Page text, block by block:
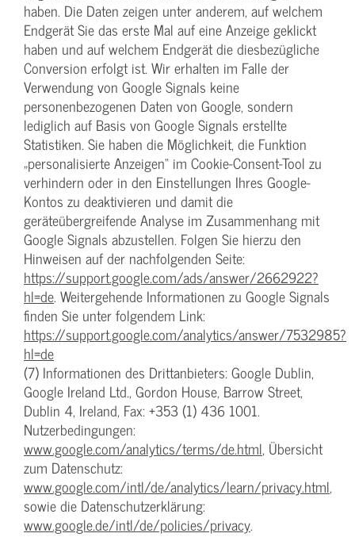
haben. Die Daten zeigen unter anderem, auf welchem
Endgerät Sie das erste Mal auf eine Anzeige geklickt
haben und auf welchem Endgerät die diesbezügliche
Conversion erfolgt ist. Wir erhalten im Falle der
Verwendung von Google Signals keine
personenbezogenen Daten von Google, sondern
lediglich auf Basis von Google Signals erstellte
Statistiken. Sie haben die Möglichkeit, die Funktion
„personalisierte Anzeigen“ im Cookie-Consent-Tool zu
verhindern oder in den Einstellungen Ihres Google-
Kontos zu deaktivieren und damit die
geräteübergreifende Analyse im Zusammenhang mit
Google Signals abzustellen. Folgen Sie hierzu den
Hinweisen auf der nachfolgenden Seite:
https://support.google.com/ads/answer/2662922?
hl=de. Weitergehende Informationen zu Google Signals
finden Sie unter folgendem Link:
https://support.google.com/analytics/answer/7532985?
hl=de
(7) Informationen des Drittanbieters: Google Dublin,
Google Ireland Ltd., Gordon House, Barrow Street,
Dublin 4, Ireland, Fax: +353 (1) 436 1001.
Nutzerbedingungen:
www.google.com/analytics/terms/de.html, Übersicht
zum Datenschutz:
www.google.com/intl/de/analytics/learn/privacy.html,
sowie die Datenschutzerklärung:
www.google.de/intl/de/policies/privacy.